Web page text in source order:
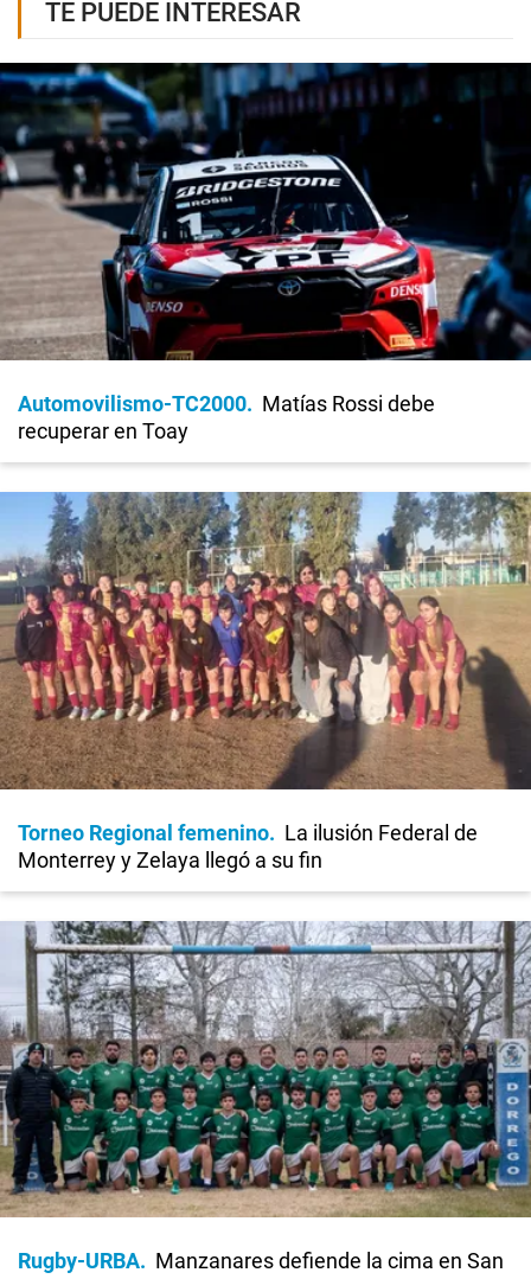
TE PUEDE INTERESAR
Automovilismo-TC2000
Matías Rossi debe
recuperar en Toay
Torneo Regional femenino
La ilusión Federal de
Monterrey y Zelaya llegó a su fin
Rugby-URBA
Manzanares defiende la cima en San